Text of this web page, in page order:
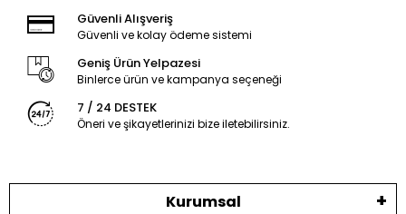
Güvenli Alışveriş
Güvenli ve kolay ödeme sistemi
Geniş Ürün Yelpazesi
Binlerce ürün ve kampanya seçeneği
7 / 24 DESTEK
Öneri ve şikayetlerinizi bize iletebilirsiniz.
Kurumsal